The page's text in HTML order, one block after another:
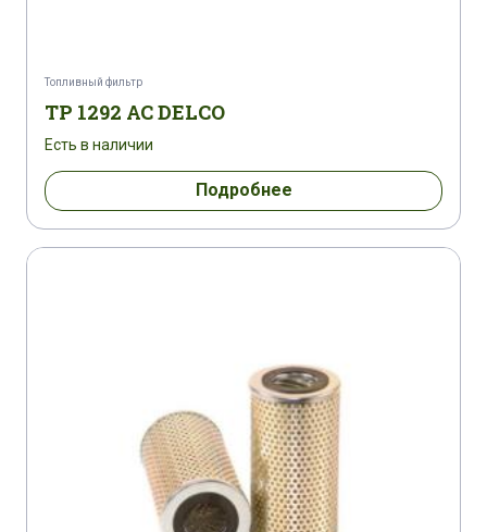
SSANGYONG KORANDO 2,3I
SSANGYONG MUSSO 2,3I
SSANGYONG MUSSO 2,3I
Топливный фильтр
TP 1292 AC DELCO
Есть в наличии
Подробнее